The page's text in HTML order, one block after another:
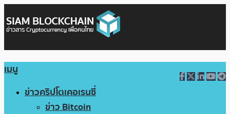
เมนู
ข่าวคริปโตเคอเรนซี่
ข่าว Bitcoin